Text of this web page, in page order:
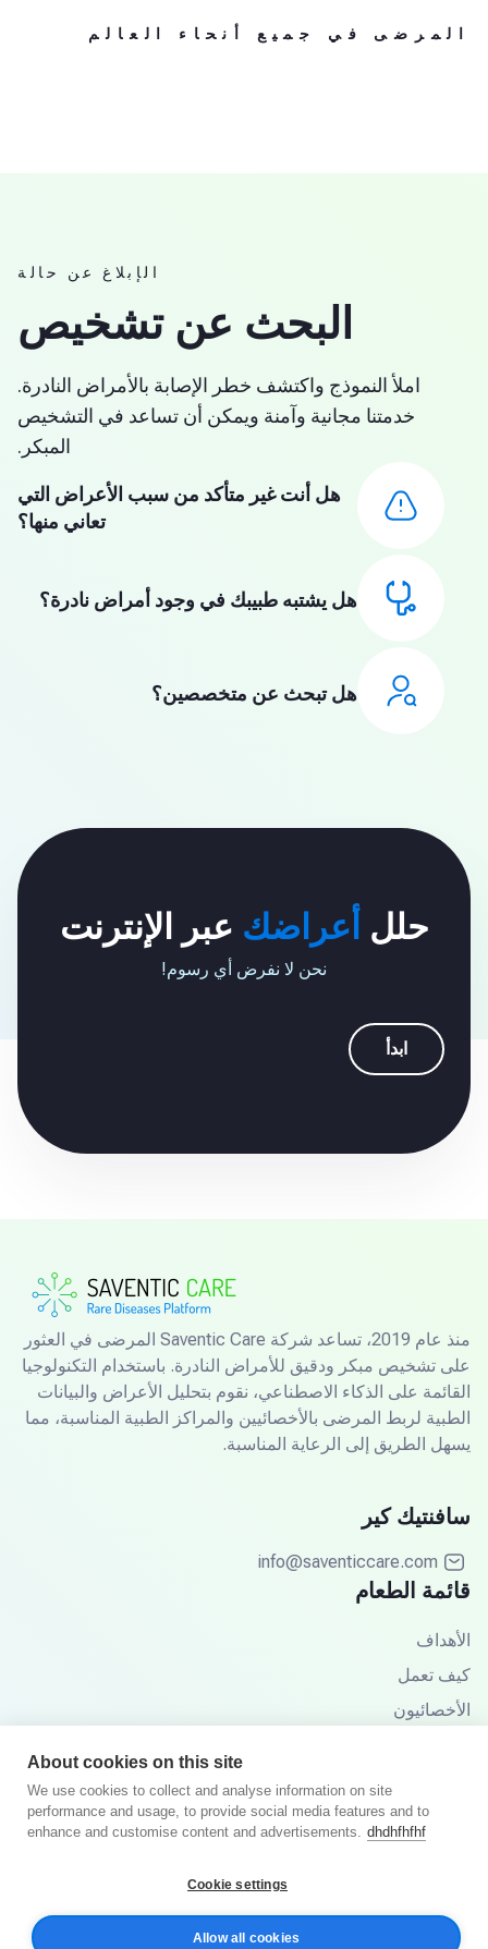
المرضى في جميع أنحاء العالم
الإبلاغ عن حالة
البحث عن تشخيص
املأ النموذج واكتشف خطر الإصابة بالأمراض النادرة.
خدمتنا مجانية وآمنة ويمكن أن تساعد في التشخيص
المبكر.
هل أنت غير متأكد من سبب الأعراض التي
تعاني منها؟
هل يشتبه طبيبك في وجود أمراض نادرة؟
هل تبحث عن متخصصين؟
حلل أعراضك عبر الإنترنت
نحن لا نفرض أي رسوم!
ابدأ
منذ عام 2019، تساعد شركة Saventic Care المرضى في العثور
على تشخيص مبكر ودقيق للأمراض النادرة. باستخدام التكنولوجيا
القائمة على الذكاء الاصطناعي، نقوم بتحليل الأعراض والبيانات
الطبية لربط المرضى بالأخصائيين والمراكز الطبية المناسبة، مما
يسهل الطريق إلى الرعاية المناسبة.
سافنتيك كير
info@saventiccare.com
قائمة الطعام
الأهداف
كيف تعمل
الأخصائيون
الأسئلة الشائعة
About cookies on this site
We use cookies to collect and analyse information on site
performance and usage, to provide social media features and to
enhance and customise content and advertisements. dhdhfhfhf
Cookie settings
Allow all cookies